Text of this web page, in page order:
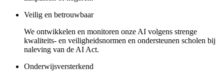
Veilig en betrouwbaar
We ontwikkelen en monitoren onze AI volgens strenge
kwaliteits- en veiligheidsnormen en ondersteunen scholen bij
naleving van de AI Act.
Onderwijsversterkend